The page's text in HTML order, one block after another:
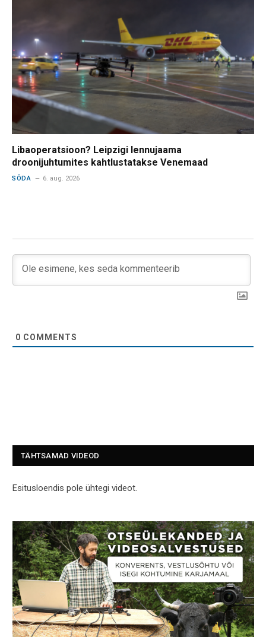
Libaoperatsioon? Leipzigi lennujaama
droonijuhtumites kahtlustatakse Venemaad
SÕDA 6. aug. 2026
0 COMMENTS
TÄHTSAMAD VIDEOD
Esitusloendis pole ühtegi videot.